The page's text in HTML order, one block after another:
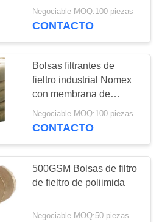
filtro de
filtro de
filtrantes de Nomex con
membrana de PTFE
Negociable MOQ:100 piezas
CONTACTO
Bolsas filtrantes de
fieltro industrial Nomex
con membrana de
PTFE, 160X6000mm
Negociable MOQ:100 piezas
CONTACTO
500GSM Bolsas de filtro
de fieltro de poliimida
Negociable MOQ:50 piezas